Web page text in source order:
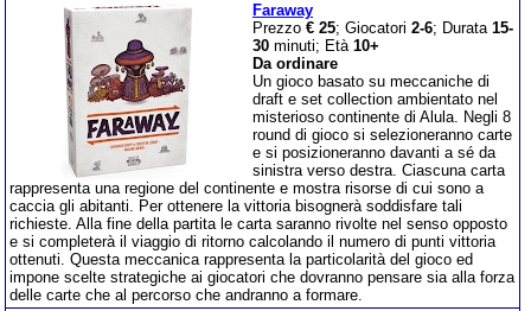
Faraway
Prezzo € 25; Giocatori 2-6; Durata 15-
30 minuti; Età 10+
Da ordinare
Un gioco basato su meccaniche di
draft e set collection ambientato nel
misterioso continente di Alula. Negli 8
round di gioco si selezioneranno carte
e si posizioneranno davanti a sé da
sinistra verso destra. Ciascuna carta
rappresenta una regione del continente e mostra risorse di cui sono a
caccia gli abitanti. Per ottenere la vittoria bisognerà soddisfare tali
richieste. Alla fine della partita le carta saranno rivolte nel senso opposto
e si completerà il viaggio di ritorno calcolando il numero di punti vittoria
ottenuti. Questa meccanica rappresenta la particolarità del gioco ed
impone scelte strategiche ai giocatori che dovranno pensare sia alla forza
delle carte che al percorso che andranno a formare.